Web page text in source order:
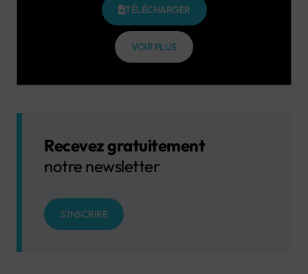
TÉLÉCHARGER
VOIR PLUS
Recevez gratuitement
notre newsletter
S'INSCRIRE